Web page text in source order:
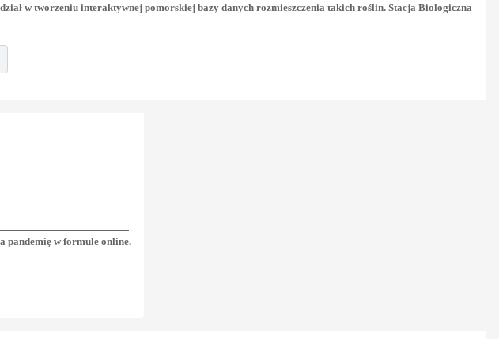
w tworzeniu interaktywnej pomorskiej bazy danych rozmieszczenia takich roślin. Stacja Biologiczna
pandemię w formule online.